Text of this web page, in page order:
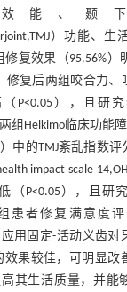
能、颞
）功能、
复效果（95.56%）
；修复后两组咬合力
P<0.05），且研
组Helkimo临床功能
中的TMJ紊乱指数
impact scale
（P<0.05），且研
组患者修复满意度
应用固定-活动义齿
效果较佳，可明显改
其生活质量，并能